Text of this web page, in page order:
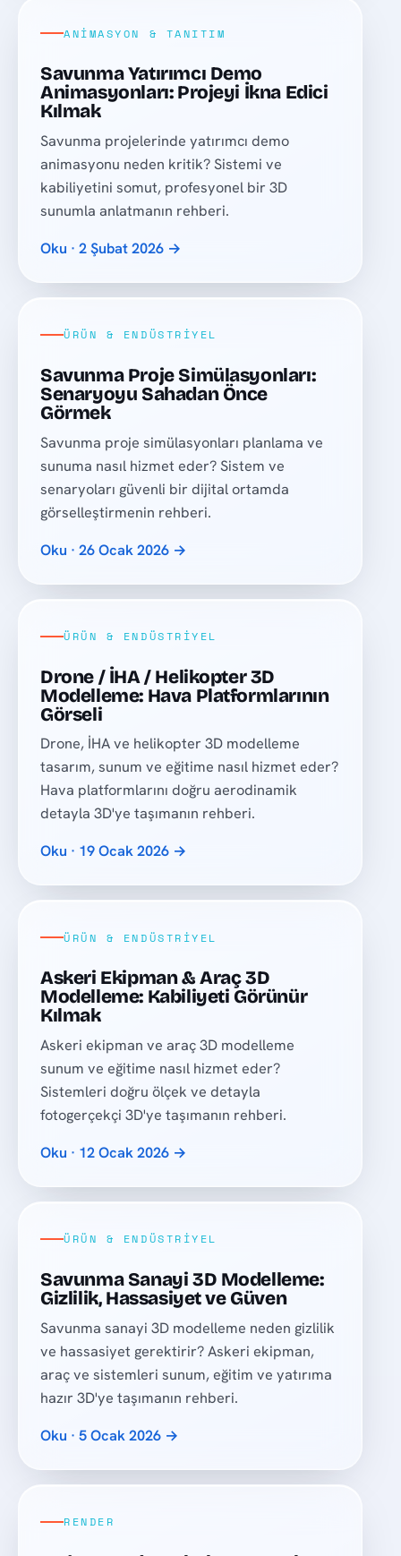
ANIMASYON & TANITIM
Savunma Yatırımcı Demo
Animasyonları: Projeyi İkna Edici
Kılmak
Savunma projelerinde yatırımcı demo
animasyonu neden kritik? Sistemi ve
kabiliyetini somut, profesyonel bir 3D
sunumla anlatmanın rehberi.
Oku · 2 Şubat 2026 →
ÜRÜN & ENDÜSTRIYEL
Savunma Proje Simülasyonları:
Senaryoyu Sahadan Önce
Görmek
Savunma proje simülasyonları planlama ve
sunuma nasıl hizmet eder? Sistem ve
senaryoları güvenli bir dijital ortamda
görselleştirmenin rehberi.
Oku · 26 Ocak 2026 →
ÜRÜN & ENDÜSTRIYEL
Drone / İHA / Helikopter 3D
Modelleme: Hava Platformlarının
Görseli
Drone, İHA ve helikopter 3D modelleme
tasarım, sunum ve eğitime nasıl hizmet eder?
Hava platformlarını doğru aerodinamik
detayla 3D'ye taşımanın rehberi.
Oku · 19 Ocak 2026 →
ÜRÜN & ENDÜSTRIYEL
Askeri Ekipman & Araç 3D
Modelleme: Kabiliyeti Görünür
Kılmak
Askeri ekipman ve araç 3D modelleme
sunum ve eğitime nasıl hizmet eder?
Sistemleri doğru ölçek ve detayla
fotogerçekçi 3D'ye taşımanın rehberi.
Oku · 12 Ocak 2026 →
ÜRÜN & ENDÜSTRIYEL
Savunma Sanayi 3D Modelleme:
Gizlilik, Hassasiyet ve Güven
Savunma sanayi 3D modelleme neden gizlilik
ve hassasiyet gerektirir? Askeri ekipman,
araç ve sistemleri sunum, eğitim ve yatırıma
hazır 3D'ye taşımanın rehberi.
Oku · 5 Ocak 2026 →
RENDER